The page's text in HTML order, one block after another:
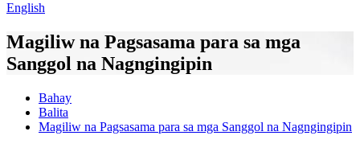
English
Magiliw na Pagsasama para sa mga
Sanggol na Nagngingipin
Bahay
Balita
Magiliw na Pagsasama para sa mga Sanggol na Nagngingipin